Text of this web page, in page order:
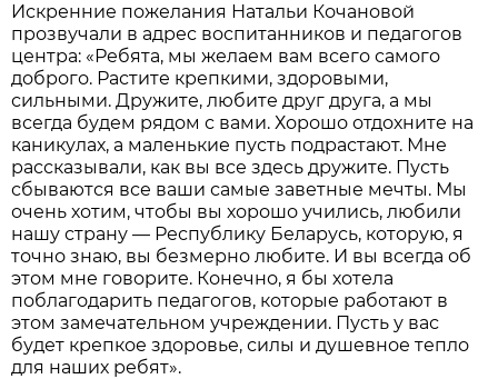
Искренние пожелания Натальи Кочановой
прозвучали в адрес воспитанников и педагогов
центра: «Ребята, мы желаем вам всего самого
доброго. Растите крепкими, здоровыми,
сильными. Дружите, любите друг друга, а мы
всегда будем рядом с вами. Хорошо отдохните на
каникулах, а маленькие пусть подрастают. Мне
рассказывали, как вы все здесь дружите. Пусть
сбываются все ваши самые заветные мечты. Мы
очень хотим, чтобы вы хорошо учились, любили
нашу страну — Республику Беларусь, которую, я
точно знаю, вы безмерно любите. И вы всегда об
этом мне говорите. Конечно, я бы хотела
поблагодарить педагогов, которые работают в
этом замечательном учреждении. Пусть у вас
будет крепкое здоровье, силы и душевное тепло
для наших ребят».